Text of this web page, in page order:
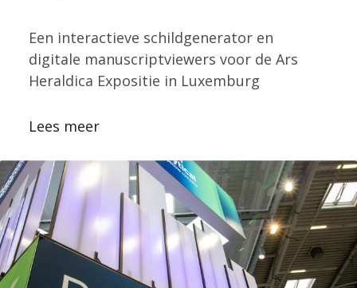
Een interactieve schildgenerator en
digitale manuscriptviewers voor de Ars
Heraldica Expositie in Luxemburg
Lees meer